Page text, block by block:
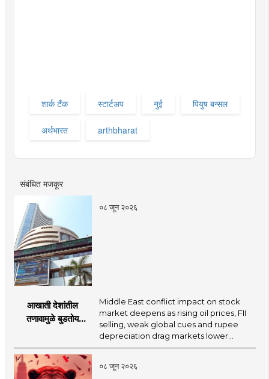
शार्क टँक स्टार्टअप नुई पियुष बन्सल
अर्थभारत arthbharat
संबंधित मजकूर
०८ जून २०२६
आखाती देशांतील
तणावामुळे बुडतोय
पाच गोष्टी कारणीभूत!
Middle East conflict impact on stock
market deepens as rising oil prices, FII
selling, weak global cues and rupee
depreciation drag markets lower...
०८ जून २०२६